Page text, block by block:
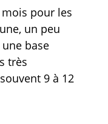
pour les
un peu
base
très
9 à 12